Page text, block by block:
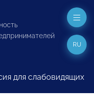
для слабовидящих
RU